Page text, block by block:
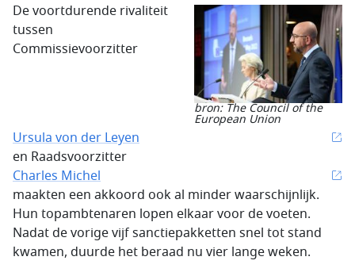
bron: The Council of the
European Union
De voortdurende rivaliteit
tussen
Commissievoorzitter
Ursula von der Leyen
en Raadsvoorzitter
Charles Michel
maakten een akkoord ook al minder waarschijnlijk.
Hun topambtenaren lopen elkaar voor de voeten.
Nadat de vorige vijf sanctiepakketten snel tot stand
kwamen, duurde het beraad nu vier lange weken.